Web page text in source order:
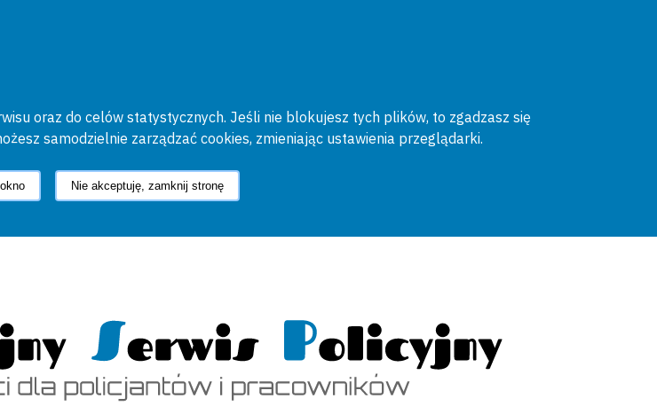
oraz do celów statystycznych. Jeśli nie blokujesz tych plików, to zgadzasz się
samodzielnie zarządzać cookies, zmieniając ustawienia przeglądarki.
Nie akceptuję, zamknij stronę